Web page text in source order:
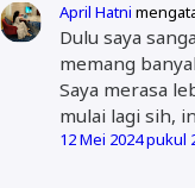
April Hatni
Dulu saya
memang
Saya merasa
mulai lagi sih,
12 Mei 2024 pukul